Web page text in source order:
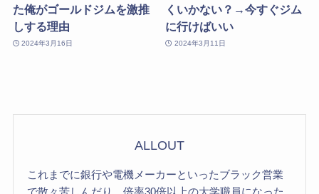
た俺がゴールドジムを激推
しする理由
2024年3月16日
くいかない？→今すぐジム
に行けばいい
2024年3月11日
ALLOUT
これまでに銀行や電機メーカーといったブラック営業